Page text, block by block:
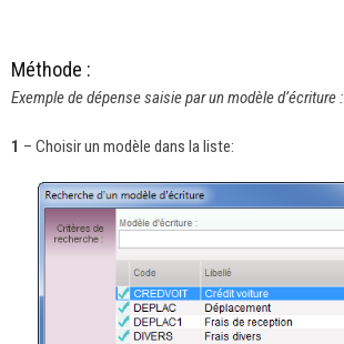
Méthode :
Exemple de dépense saisie par un modèle d’écriture :
1 – Choisir un modèle dans la liste: